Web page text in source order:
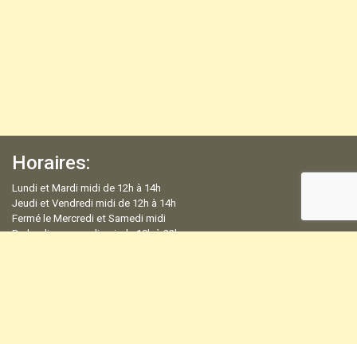
Horaires:
Lundi et Mardi midi de 12h à 14h
Jeudi et Vendredi midi de 12h à 14h
Fermé le Mercredi et Samedi midi
Du lundi au samedi soir de 19h à 22h